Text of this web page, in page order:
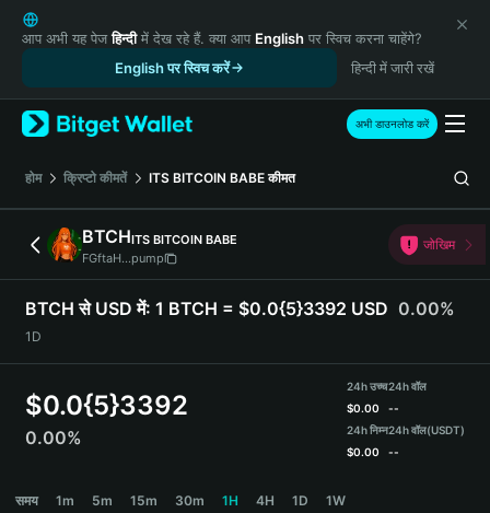
English
日本語
Русский
Español (Latinoamérica)
Türkçe
Italiano
Deutsch
简体中文
繁體中文
Português (Portugal)
Bahasa Indonesia
Español
आप अभी यह पेजहिन्दीमें देख रहे हैं. क्या आप English पर स्विच करना चाहेंगे?
English पर स्विच करें
हिन्दी में जारी रखें
अभी डाउनलोड करें
होम क्रिप्टो कीमतें ITS BITCOIN BABE कीमत
BTCHITS BITCOIN BABE
FGftaH...pump
जोखिम
BTCH से USD में: 1 BTCH = $0.0{5}3392 USD 0.00%
1D
$0.0{5}3392
0.00%
24h उच्च
$0.00
24h निम्न
$0.00
24h वॉल
--
24h वॉल(USDT)
--
समय 1m 5m 15m 30m 1H 4H 1D 1W